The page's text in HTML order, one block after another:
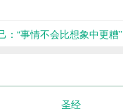
：“事情不会比想象中更糟”
圣经